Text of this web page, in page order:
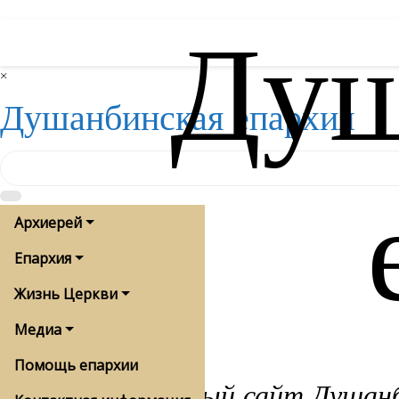
×
Душанбинская епархия
Архиерей
Епархия
Жизнь Церкви
Медиа
Помощь епархии